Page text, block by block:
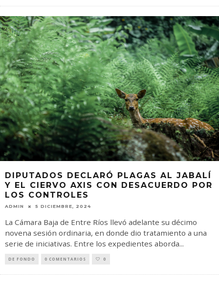
DIPUTADOS DECLARÓ PLAGAS AL JABALÍ
Y EL CIERVO AXIS CON DESACUERDO POR
LOS CONTROLES
ADMIN 5 DICIEMBRE, 2024
La Cámara Baja de Entre Ríos llevó adelante su décimo
novena sesión ordinaria, en donde dio tratamiento a una
serie de iniciativas. Entre los expedientes aborda...
DE FONDO 0 COMENTARIOS 0